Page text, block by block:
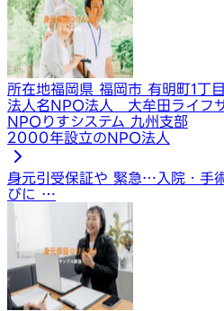
所在地福岡県 福岡市 有明町1丁
法人名NPO法人 大牟田ライフ
NPOりすシステム 九州支部
2000年設立のNPO法人
身元引受保証や 緊急… 入院・手
びに …